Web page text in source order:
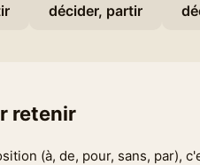
décider, partir
retenir
(à, de, pour, sans, par),